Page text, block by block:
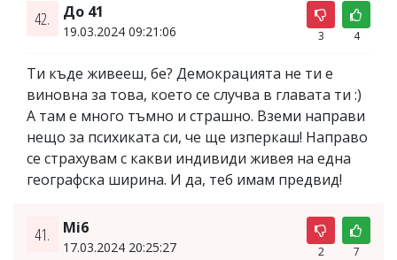
42. До 41
19.03.2024 09:21:06 3 4
Ти къде живееш, бе? Демокрацията не ти е
виновна за това, което се случва в главата ти :)
А там е много тъмно и страшно. Вземи направи
нещо за психиката си, че ще изперкаш! Направо
се страхувам с какви индивиди живея на една
географска ширина. И да, теб имам предвид!
41. Mi6
17.03.2024 20:25:27 2 7